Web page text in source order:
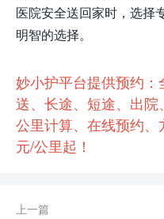
医院安全送回家时，选择
明智的选择。
妙小护平台提供预约
送、长途、短途、出院
公里计算、在线预约
元/公里起！
上一篇